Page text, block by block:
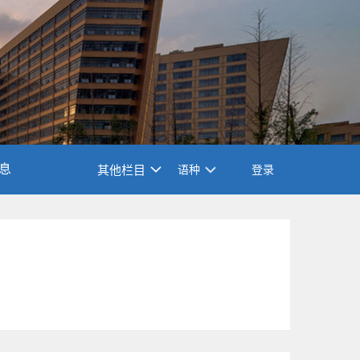
其他栏目 语种 登录